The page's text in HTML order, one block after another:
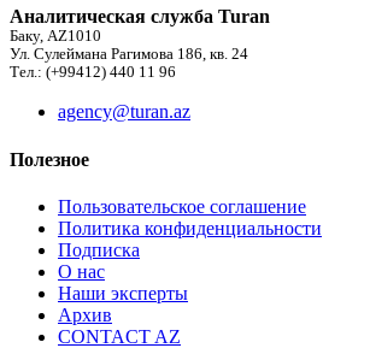
Аналитическая служба Turan
Баку, AZ1010
Ул. Сулеймана Рагимова 186, кв. 24
Тел.: (+99412) 440 11 96
agency@turan.az
Полезное
Пользовательское соглашение
Политика конфиденциальности
Подписка
О нас
Наши эксперты
Архив
CONTACT AZ